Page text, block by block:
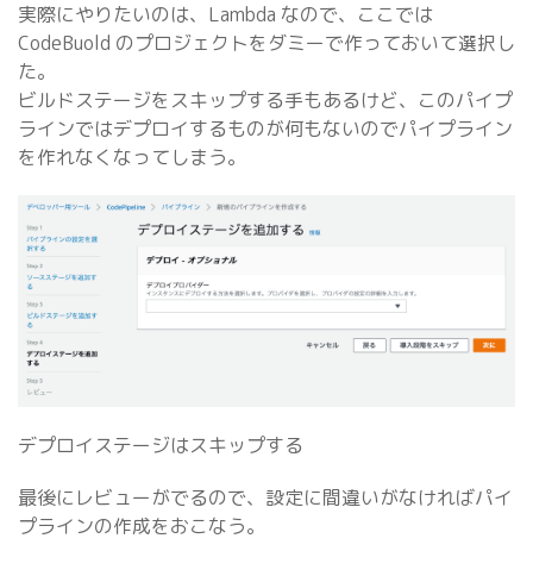
実際にやりたいのは、Lambda なので、ここでは
CodeBuold のプロジェクトをダミーで作っておいて選択し
た。
ビルドステージをスキップする手もあるけど、このパイプ
ラインではデプロイするものが何もないのでパイプライン
を作れなくなってしまう。
デプロイステージはスキップする
最後にレビューがでるので、設定に間違いがなければパイ
プラインの作成をおこなう。